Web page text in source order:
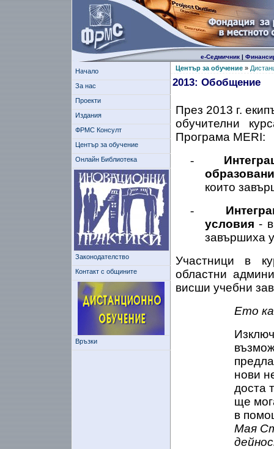
е-Седмичник|
Начало
За нас
Проекти
Издания
ФРМС Консулт
Център за обучение
Онлайн Библиотека
Законодателство
Контакт с общините
Връзки
Център за обучение»
2013: Обобщение
През 2013 г.
обучителни
Програма MERI:
-
които
-
условия -
завършиха
Участници в
областни
висши учебни
Ето
нови
доста
ще
в
Мая